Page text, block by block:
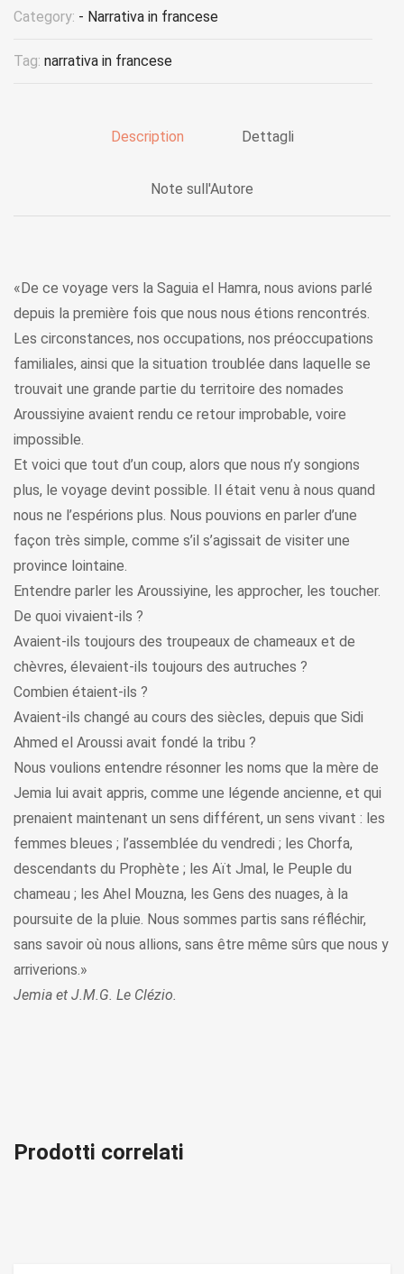
Category: - Narrativa in francese
Tag: narrativa in francese
Description Dettagli
Note sull'Autore
«De ce voyage vers la Saguia el Hamra, nous avions parlé
depuis la première fois que nous nous étions rencontrés.
Les circonstances, nos occupations, nos préoccupations
familiales, ainsi que la situation troublée dans laquelle se
trouvait une grande partie du territoire des nomades
Aroussiyine avaient rendu ce retour improbable, voire
impossible.
Et voici que tout d’un coup, alors que nous n’y songions
plus, le voyage devint possible. Il était venu à nous quand
nous ne l’espérions plus. Nous pouvions en parler d’une
façon très simple, comme s’il s’agissait de visiter une
province lointaine.
Entendre parler les Aroussiyine, les approcher, les toucher.
De quoi vivaient-ils ?
Avaient-ils toujours des troupeaux de chameaux et de
chèvres, élevaient-ils toujours des autruches ?
Combien étaient-ils ?
Avaient-ils changé au cours des siècles, depuis que Sidi
Ahmed el Aroussi avait fondé la tribu ?
Nous voulions entendre résonner les noms que la mère de
Jemia lui avait appris, comme une légende ancienne, et qui
prenaient maintenant un sens différent, un sens vivant : les
femmes bleues ; l’assemblée du vendredi ; les Chorfa,
descendants du Prophète ; les Aït Jmal, le Peuple du
chameau ; les Ahel Mouzna, les Gens des nuages, à la
poursuite de la pluie. Nous sommes partis sans réfléchir,
sans savoir où nous allions, sans être même sûrs que nous y
arriverions.»
Jemia et J.M.G. Le Clézio.
Prodotti correlati